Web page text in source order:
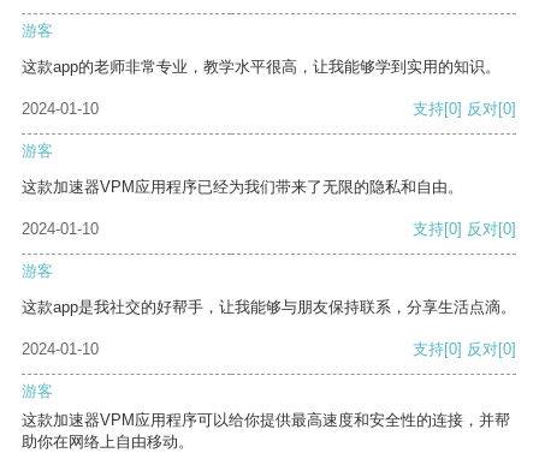
游客
这款app的老师非常专业，教学水平很高，让我能够学到实用的知识。
2024-01-10 支持[0] 反对[0]
游客
这款加速器VPM应用程序已经为我们带来了无限的隐私和自由。
2024-01-10 支持[0] 反对[0]
游客
这款app是我社交的好帮手，让我能够与朋友保持联系，分享生活点滴。
2024-01-10 支持[0] 反对[0]
游客
这款加速器VPM应用程序可以给你提供最高速度和安全性的连接，并帮
助你在网络上自由移动。